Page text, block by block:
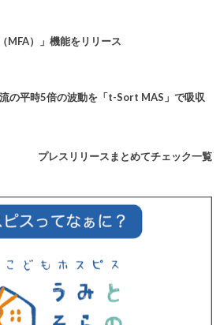
MFA）」機能をリリース
の平時5倍の波動を「t-Sort MAS」で吸収
プレスリリースまとめてチェック一覧